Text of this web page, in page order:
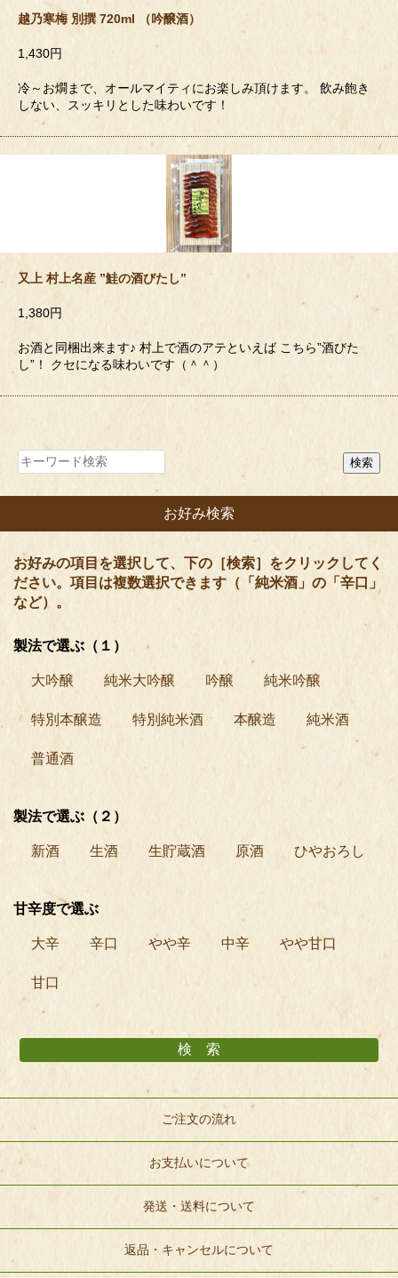
越乃寒梅 別撰 720ml （吟醸酒）
1,430円
冷～お燗まで、オールマイティにお楽しみ頂けます。 飲み飽き
しない、スッキリとした味わいです！
又上 村上名産 ”鮭の酒びたし”
1,380円
お酒と同梱出来ます♪ 村上で酒のアテといえば こちら”酒びた
し”！ クセになる味わいです（＾＾）
お好み検索
お好みの項目を選択して、下の［検索］をクリックしてく
ださい。項目は複数選択できます（「純米酒」の「辛口」
など）。
製法で選ぶ（１）
大吟醸 純米大吟醸 吟醸 純米吟醸
特別本醸造 特別純米酒 本醸造 純米酒
普通酒
製法で選ぶ（２）
新酒 生酒 生貯蔵酒 原酒 ひやおろし
甘辛度で選ぶ
大辛 辛口 やや辛 中辛 やや甘口
甘口
ご注文の流れ
お支払いについて
発送・送料について
返品・キャンセルについて